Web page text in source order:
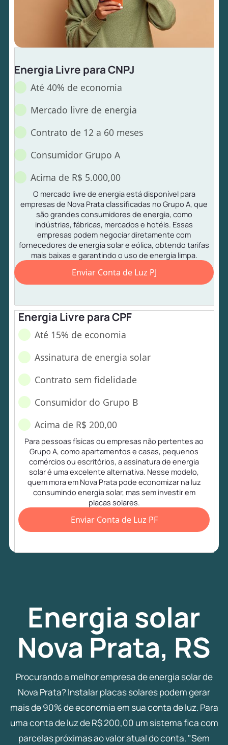
Energia Livre para CNPJ
Até 40% de economia
Mercado livre de energia
Contrato de 12 a 60 meses
Consumidor Grupo A
Acima de R$ 5.000,00
O mercado livre de energia está disponível para
empresas de Nova Prata classificadas no Grupo A, que
são grandes consumidores de energia, como
indústrias, fábricas, mercados e hotéis. Essas
empresas podem negociar diretamente com
fornecedores de energia solar e eólica, obtendo tarifas
mais baixas e garantindo o uso de energia limpa.
Enviar Conta de Luz PJ
Energia Livre para CPF
Até 15% de economia
Assinatura de energia solar
Contrato sem fidelidade
Consumidor do Grupo B
Acima de R$ 200,00
Para pessoas físicas ou empresas não pertentes ao
Grupo A, como apartamentos e casas, pequenos
comércios ou escritórios, a assinatura de energia
solar é uma excelente alternativa. Nesse modelo,
quem mora em Nova Prata pode economizar na luz
consumindo energia solar, mas sem investir em
placas solares.
Enviar Conta de Luz PF
Energia solar
Nova Prata, RS
Procurando a melhor empresa de energia solar de
Nova Prata? Instalar placas solares podem gerar
mais de 90% de economia em sua conta de luz. Para
uma conta de luz de R$ 200,00 um sistema fica com
parcelas próximas ao valor atual do conta. "Sem